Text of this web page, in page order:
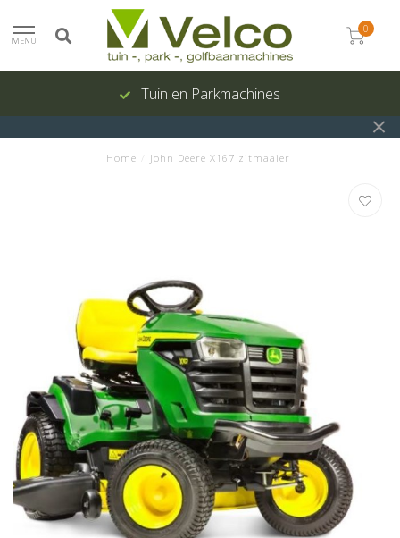
MENU
0
Tuin en Parkmachines
Home John Deere X167 zitmaaier